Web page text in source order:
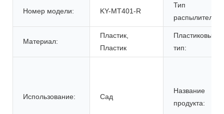
Номер модели: KY-MT401-R
Тип
распылителя:
Материал:
Пластик,
Пластик
Пластиковый
тип:
Использование: Сад
Название
продукта: